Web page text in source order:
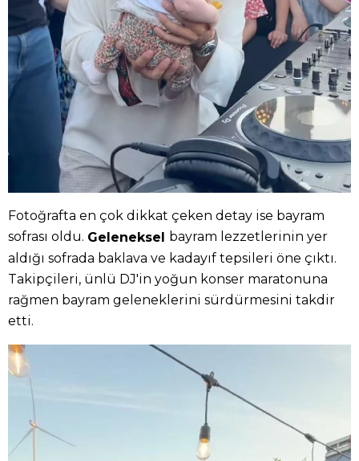
Fotoğrafta en çok dikkat çeken detay ise bayram
sofrası oldu. Geleneksel bayram lezzetlerinin yer
aldığı sofrada baklava ve kadayıf tepsileri öne çıktı.
Takipçileri, ünlü DJ'in yoğun konser maratonuna
rağmen bayram geleneklerini sürdürmesini takdir
etti.